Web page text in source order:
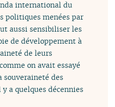
international du
politiques menées par
aussi sensibiliser les
de développement à
de leurs
on avait essayé
souveraineté des
a quelques décennies